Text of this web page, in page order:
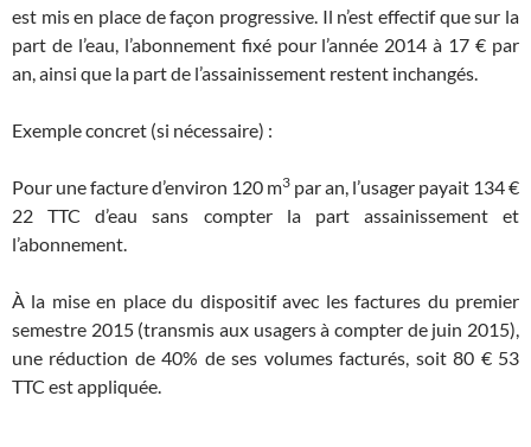
est mis en place de façon progressive. Il n’est effectif que sur la
part de l’eau, l’abonnement fixé pour l’année 2014 à 17 € par
an, ainsi que la part de l’assainissement restent inchangés.
Exemple concret (si nécessaire) :
Pour une facture d’environ 120 m3 par an, l’usager payait 134 €
22 TTC d’eau sans compter la part assainissement et
l’abonnement.
À la mise en place du dispositif avec les factures du premier
semestre 2015 (transmis aux usagers à compter de juin 2015),
une réduction de 40% de ses volumes facturés, soit 80 € 53
TTC est appliquée.